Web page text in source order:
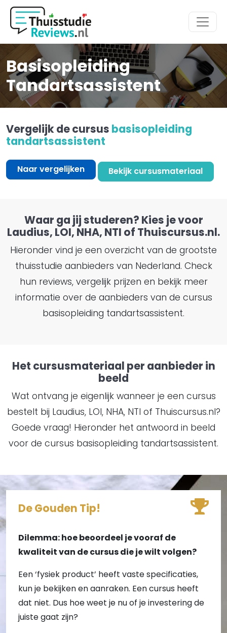
Hoofdmenu
Basisopleiding
Tandartsassistent
Vergelijk de cursus basisopleiding
tandartsassistent
Naar vergelijken Bekijk cursusmateriaal
Waar ga jij studeren? Kies je voor
Laudius, LOI, NHA, NTI of Thuiscursus.nl.
Hieronder vind je een overzicht van de grootste
thuisstudie aanbieders van Nederland. Check
hun reviews, vergelijk prijzen en bekijk meer
informatie over de aanbieders van de cursus
basisopleiding tandartsassistent.
Het cursusmateriaal per aanbieder in
beeld
Wat ontvang je eigenlijk wanneer je een cursus
bestelt bij Laudius, LOI, NHA, NTI of Thuiscursus.nl?
Goede vraag! Hieronder het antwoord in beeld
voor de cursus basisopleiding tandartsassistent.
De Gouden Tip!
Dilemma: hoe beoordeel je vooraf de
kwaliteit van de cursus die je wilt volgen?
Een ‘fysiek product’ heeft vaste specificaties,
kun je bekijken en aanraken. Een cursus heeft
dat niet. Dus hoe weet je nu of je investering de
juiste gaat zijn?